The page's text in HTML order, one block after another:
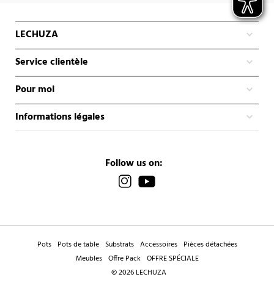
LECHUZA
Service clientèle
Pour moi
Informations légales
Follow us on:
Pots Pots de table Substrats Accessoires Pièces détachées
Meubles Offre Pack OFFRE SPÉCIALE
© 2026 LECHUZA